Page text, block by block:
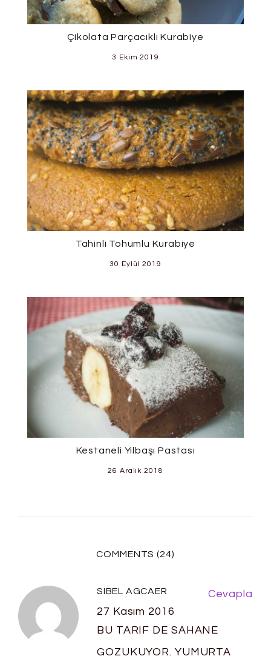
Çikolata Parçacıklı Kurabiye
3 Ekim 2019
Tahinli Tohumlu Kurabiye
30 Eylül 2019
Kestaneli Yılbaşı Pastası
26 Aralık 2018
COMMENTS (24)
SIBEL AGCAER
27 Kasım 2016
BU TARIF DE SAHANE
GOZUKUYOR. YUMURTA
Cevapla